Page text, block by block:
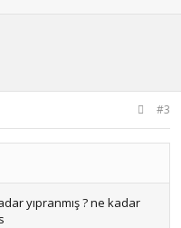
#3
yıpranmış ? ne kadar